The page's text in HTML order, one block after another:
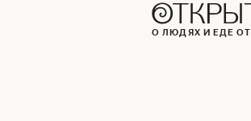
О ЛЮДЯХ И ЕДЕ ОТ